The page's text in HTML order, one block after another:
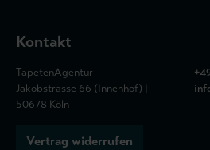
Kontakt
TapetenAgentur
Jakobstrasse 66 (Innenhof) |
50678 Köln
Vertrag widerrufen